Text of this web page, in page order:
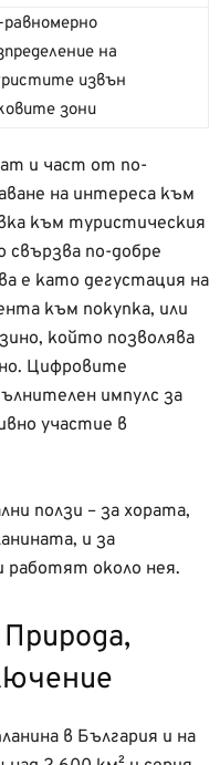
на
извън
зони
и част от по-
на интереса към
към туристическия
по-добре
е като дегустация на
към покупка, или
който позволява
Цифровите
импулс за
участие в
ползи – за хората,
и за
около нея.
в България и на